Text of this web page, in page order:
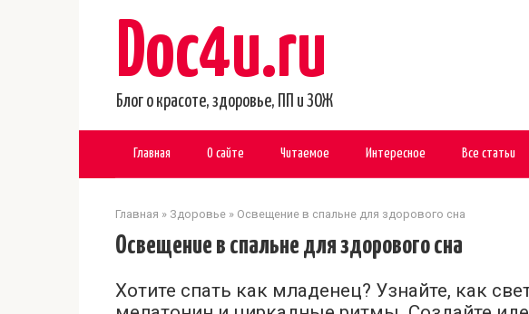
Doc4u.ru
Блог о красоте, здоровье, ПП и ЗОЖ
Главная О сайте Читаемое Интересное Все статьи
Главная » Здоровье » Освещение в спальне для здорового сна
Освещение в спальне для здорового сна
Хотите спать как младенец? Узнайте, как